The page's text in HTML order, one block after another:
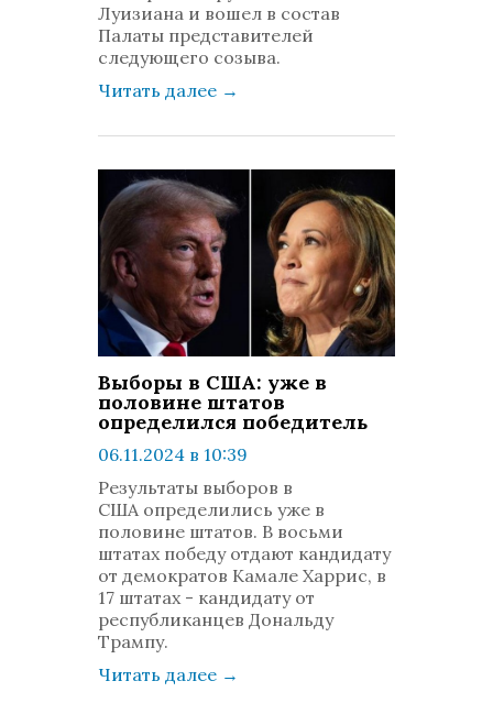
Луизиана и вошел в состав
Палаты представителей
следующего созыва.
Читать далее →
Выборы в США: уже в
половине штатов
определился победитель
06.11.2024 в 10:39
просмотров: 824
комментариев: 0
Результаты выборов в
США определились уже в
половине штатов. В восьми
штатах победу отдают кандидату
от демократов Камале Харрис, в
17 штатах - кандидату от
республиканцев Дональду
Трампу.
Читать далее →